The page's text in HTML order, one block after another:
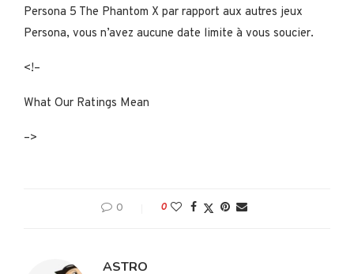
Persona 5 The Phantom X par rapport aux autres jeux
Persona, vous n’avez aucune date limite à vous soucier.
<!–
What Our Ratings Mean
–>
0 0
ASTRO